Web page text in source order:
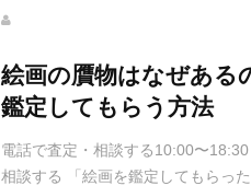
絵画の贋物はなぜある
鑑定してもらう方法
電話で査定・相談する10:00〜
相談する 「絵画を鑑定してもらっ